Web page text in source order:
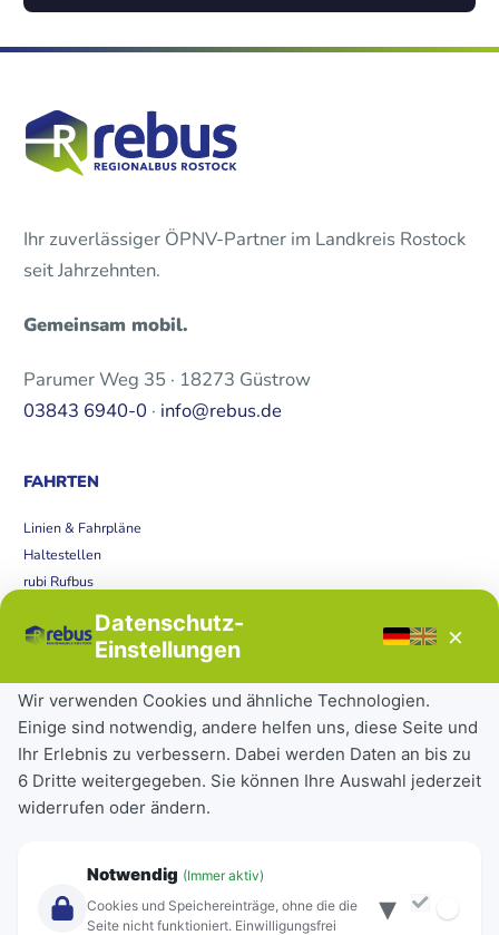
Ihr zuverlässiger ÖPNV-Partner im Landkreis Rostock
seit Jahrzehnten.
Gemeinsam mobil.
Parumer Weg 35 · 18273 Güstrow
03843 6940-0 · info@rebus.de
FAHRTEN
Linien & Fahrpläne
Haltestellen
rubi Rufbus
Störungen
Tickets & Tarife
Deutschlandticket
Schülerkarte
Einzeltickets
Abonnements
Über Rebus
Datenschutz-
Einstellungen
×
Wir verwenden Cookies und ähnliche Technologien.
Einige sind notwendig, andere helfen uns, diese Seite und
Ihr Erlebnis zu verbessern. Dabei werden Daten an bis zu
6 Dritte weitergegeben. Sie können Ihre Auswahl jederzeit
widerrufen oder ändern.
Notwendig (Immer aktiv)
Cookies und Speichereinträge, ohne die die
Seite nicht funktioniert. Einwilligungsfrei
▾